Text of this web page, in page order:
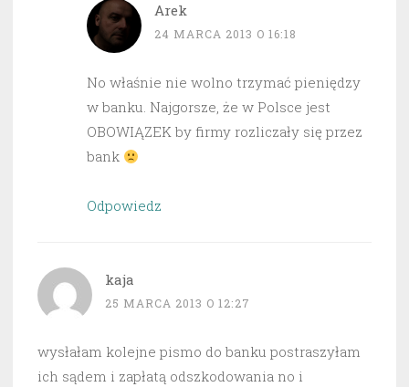
Arek
24 MARCA 2013 O 16:18
No właśnie nie wolno trzymać pieniędzy
w banku. Najgorsze, że w Polsce jest
OBOWIĄZEK by firmy rozliczały się przez
bank
Odpowiedz
kaja
25 MARCA 2013 O 12:27
wysłałam kolejne pismo do banku postraszyłam
ich sądem i zapłatą odszkodowania no i